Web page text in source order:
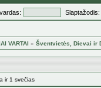
Slaptažodis:
VARTAI » Šventvietės, Dievai ir
ir 1 svečias